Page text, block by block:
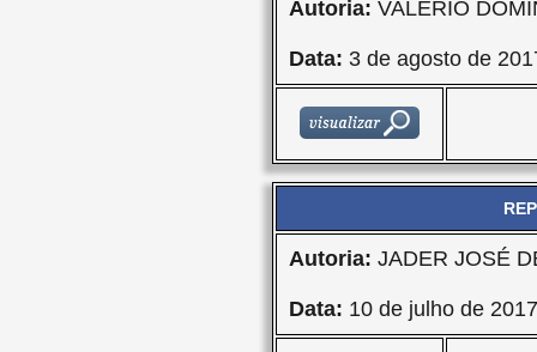
Autoria: VALÉRIO
Data: 3 de agosto de
Autoria: JADER JOSÉ
Data: 10 de julho de 2017